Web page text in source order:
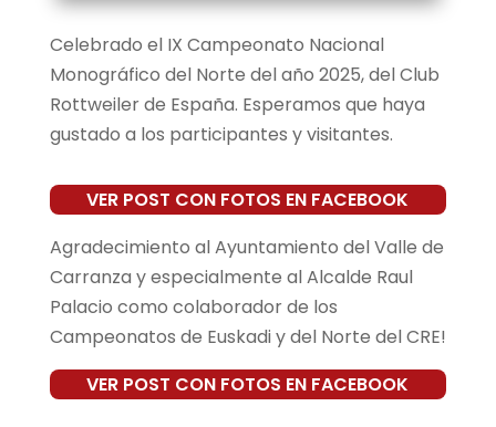
Celebrado el IX Campeonato Nacional
Monográfico del Norte del año 2025, del Club
Rottweiler de España. Esperamos que haya
gustado a los participantes y visitantes.
VER POST CON FOTOS EN FACEBOOK
Agradecimiento al Ayuntamiento del Valle de
Carranza y especialmente al Alcalde Raul
Palacio como colaborador de los
Campeonatos de Euskadi y del Norte del CRE!
VER POST CON FOTOS EN FACEBOOK